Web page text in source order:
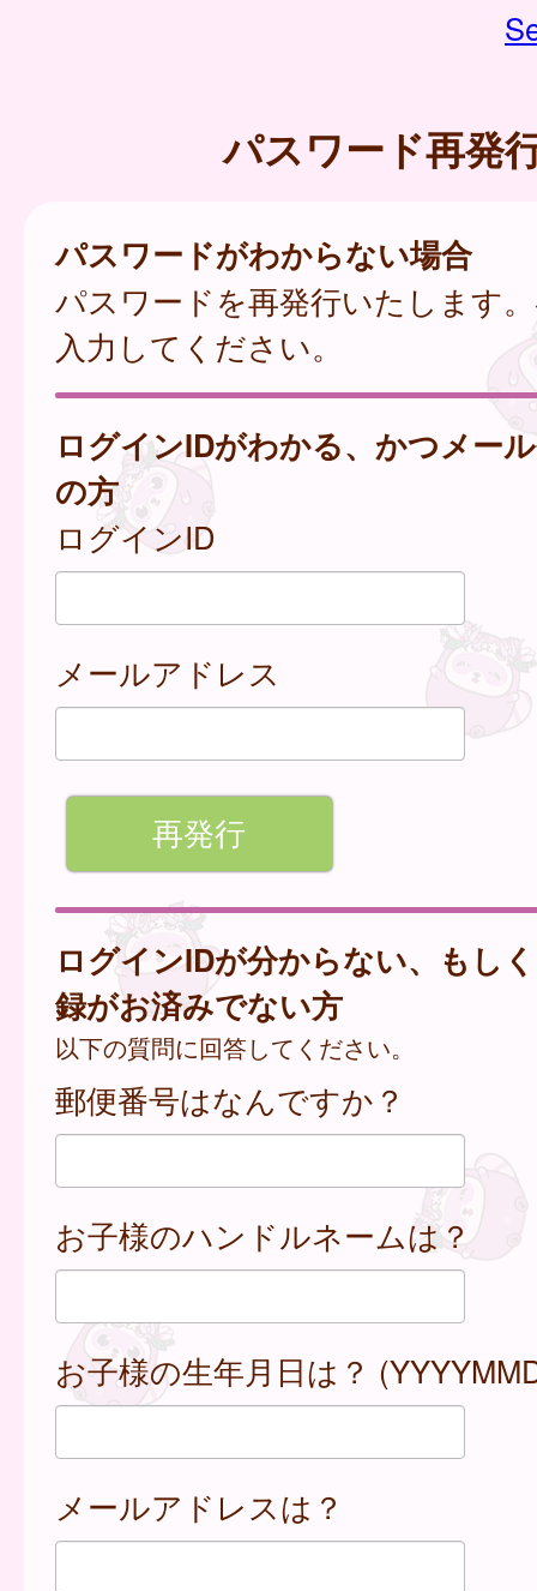
パスワード再発
パスワードがわからない場合
パスワードを再発行いたします
入力してください。
ログインIDがわかる、かつメー
の方
ログインID
メールアドレス
ログインIDが分からない、もし
録がお済みでない方
以下の質問に回答してください。
郵便番号はなんですか？
お子様のハンドルネームは？
お子様の生年月日は？
メールアドレスは？